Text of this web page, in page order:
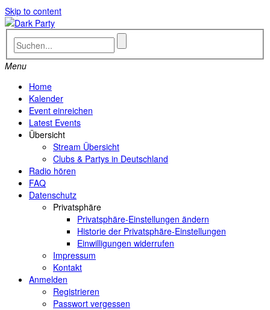
Skip to content
Menu
Home
Kalender
Event einreichen
Latest Events
Übersicht
Stream Übersicht
Clubs & Partys in Deutschland
Radio hören
FAQ
Datenschutz
Privatsphäre
Privatsphäre-Einstellungen ändern
Historie der Privatsphäre-Einstellungen
Einwilligungen widerrufen
Impressum
Kontakt
Anmelden
Registrieren
Passwort vergessen